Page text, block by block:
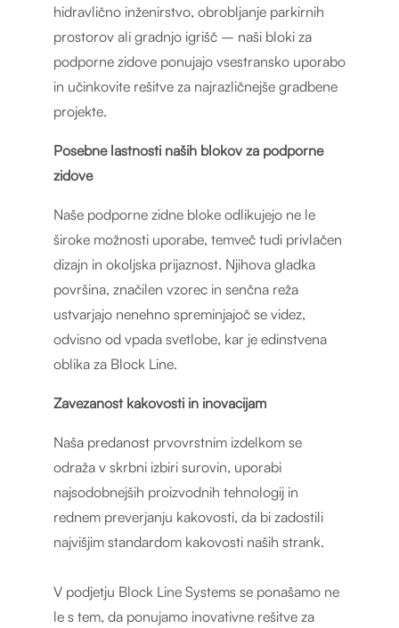
hidravlično inženirstvo, obrobljanje parkirnih
prostorov ali gradnjo igrišč – naši bloki za
podporne zidove ponujajo vsestransko uporabo
in učinkovite rešitve za najrazličnejše gradbene
projekte.
Posebne lastnosti naših blokov za podporne
zidove
Naše podporne zidne bloke odlikujejo ne le
široke možnosti uporabe, temveč tudi privlačen
dizajn in okoljska prijaznost. Njihova gladka
površina, značilen vzorec in senčna reža
ustvarjajo nenehno spreminjajoč se videz,
odvisno od vpada svetlobe, kar je edinstvena
oblika za Block Line.
Zavezanost kakovosti in inovacijam
Naša predanost prvovrstnim izdelkom se
odraža v skrbni izbiri surovin, uporabi
najsodobnejših proizvodnih tehnologij in
rednem preverjanju kakovosti, da bi zadostili
najvišjim standardom kakovosti naših strank.
V podjetju Block Line Systems se ponašamo ne
le s tem, da ponujamo inovativne rešitve za